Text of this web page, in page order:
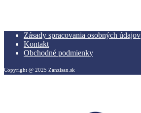
Zásady spracovania osobných údajov
Kontakt
Obchodné podmienky
Copyright @ 2025 Zanzisan.sk